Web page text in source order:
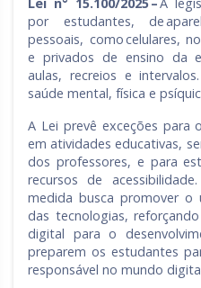
por estudantes, de
pessoais, como celulares,
e privados de ensino da
aulas, recreios e
saúde mental, física e
A Lei prevê exceções para
em atividades educativas,
dos professores, e para
recursos de
medida busca promover o
das tecnologias,
digital para o
preparem os estudantes
responsável no mundo